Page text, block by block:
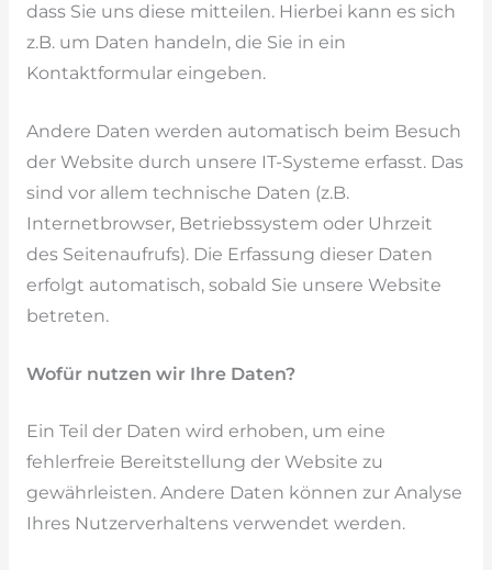
dass Sie uns diese mitteilen. Hierbei kann es sich
z.B. um Daten handeln, die Sie in ein
Kontaktformular eingeben.
Andere Daten werden automatisch beim Besuch
der Website durch unsere IT-Systeme erfasst. Das
sind vor allem technische Daten (z.B.
Internetbrowser, Betriebssystem oder Uhrzeit
des Seitenaufrufs). Die Erfassung dieser Daten
erfolgt automatisch, sobald Sie unsere Website
betreten.
Wofür nutzen wir Ihre Daten?
Ein Teil der Daten wird erhoben, um eine
fehlerfreie Bereitstellung der Website zu
gewährleisten. Andere Daten können zur Analyse
Ihres Nutzerverhaltens verwendet werden.